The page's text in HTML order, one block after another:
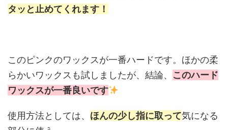
タッと止めてくれます！
このピンクのワックスが一番ハードです。ほかの柔
らかいワックスも試しましたが、結論、 このハード
ワックスが一番良いです
使用方法としては、 ほんの少し指に取って気になる